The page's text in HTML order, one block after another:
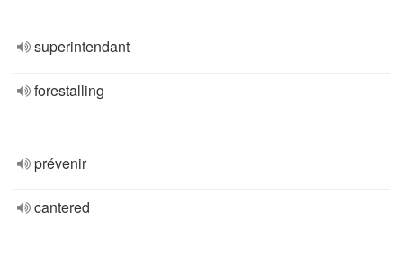
superintendant
forestalling
prévenir
cantered